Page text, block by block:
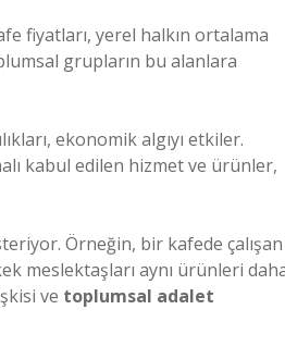
fiyatları, yerel halkın ortalama
grupların bu alanlara
ekonomik algıyı etkiler.
kabul edilen hizmet ve ürünler,
Örneğin, bir kafede çalışan
meslektaşları aynı ürünleri
ve toplumsal adalet